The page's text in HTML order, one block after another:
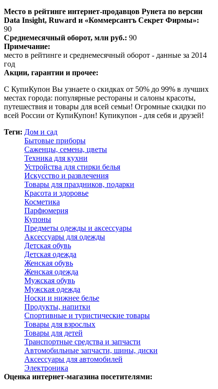
Место в рейтинге интернет-продавцов Рунета по версии
Data Insight, Ruward и «Коммерсантъ Секрет Фирмы»:
90
Среднемесячный оборот, млн руб.: 90
Примечание:
место в рейтинге и среднемесячный оборот - данные за 2014
год
Акции, гарантии и прочее:
С КупиКупон Вы узнаете о скидках от 50% до 99% в лучших
местах города: популярные рестораны и салоны красоты,
путешествия и товары для всей семьи! Огромные скидки по
всей России от КупиКупон! Купикупон - для себя и друзей!
Теги: Дом и сад
Бытовые приборы
Саженцы, семена, цветы
Техника для кухни
Устройства для стирки белья
Искусство и развлечения
Товары для праздников, подарки
Красота и здоровье
Косметика
Парфюмерия
Купоны
Предметы одежды и аксессуары
Аксессуары для одежды
Детская обувь
Детская одежда
Женская обувь
Женская одежда
Мужская обувь
Мужская одежда
Носки и нижнее белье
Продукты, напитки
Спортивные и туристические товары
Товары для взрослых
Товары для детей
Транспортные средства и запчасти
Автомобильные запчасти, шины, диски
Аксессуары для автомобилей
Электроника
Оценка интернет-магазина посетителями: